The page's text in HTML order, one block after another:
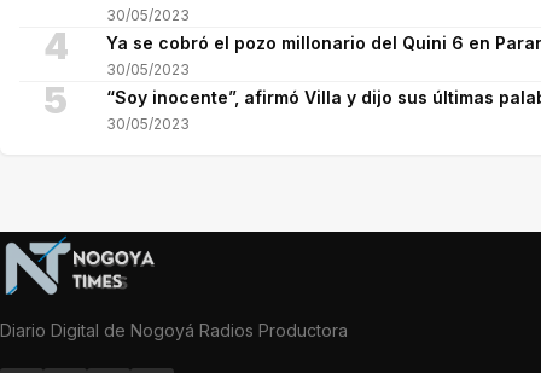
30/05/2023
4 Ya se cobró el pozo millonario del Quini 6 en
30/05/2023
5 “Soy inocente”, afirmó Villa y dijo sus últimas
30/05/2023
Diario Digital de Nogoyá Radios Productora